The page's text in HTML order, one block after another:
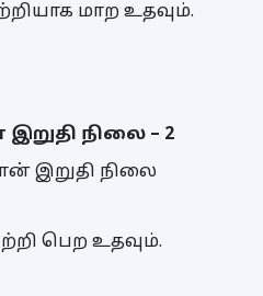
மாற உதவும்.
நிலை – 2
இறுதி நிலை
பெற உதவும்.